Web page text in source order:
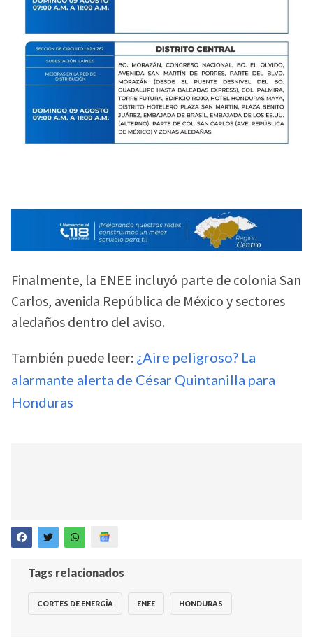
Finalmente, la ENEE incluyó parte de colonia San
Carlos, avenida República de México y sectores
aledaños dentro del aviso.
También puede leer: ¿Aire peligroso? La
alarmante alerta de César Quintanilla para
Honduras
Tags relacionados
CORTES DE ENERGÍA ENEE HONDURAS